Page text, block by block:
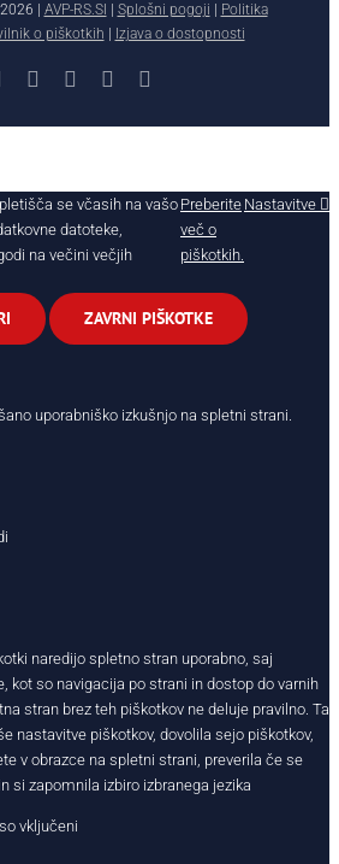
2026 | AVP-RS.SI Splošni pogoji
Politika
o piškotkih Izjava o dostopnosti
Facebook YouTubeInstagram
se včasih na vašo
datoteke,
na večini večjih
Preberite
več o
piškotkih.
Nastavitve
ZAVRNI PIŠKOTKE
uporabniško izkušnjo na spletni strani.
naredijo spletno stran uporabno, saj
kot so navigacija po strani in dostop do varnih
stran brez teh piškotkov ne deluje pravilno. Ta
nastavitve piškotkov, dovolila sejo piškotkov,
v obrazce na spletni strani, preverila če se
si zapomnila izbiro izbranega jezika
vključeni